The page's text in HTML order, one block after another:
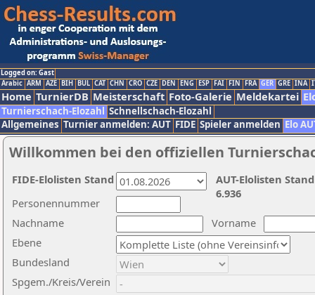
Logged on: Gast
Arabic ARM AZE BIH BUL CAT CHN CRO CZE DEN ENG ESP FAI FIN FRA GER GRE INA
Home TurnierDB Meisterschaft Foto-Galerie Meldekartei
Turnierschach-Elozahl Schnellschach-Elozahl
Allgemeines Turnier anmelden: AUT FIDE Spieler anmelden Elo
Willkommen bei den offiziellen
Nachname
Vorname
Ebene
Personennummer
Bundesland
Spgem./Kreis/Verein
AUT-Elolisten
6.936
FIDE-Elolisten Stand